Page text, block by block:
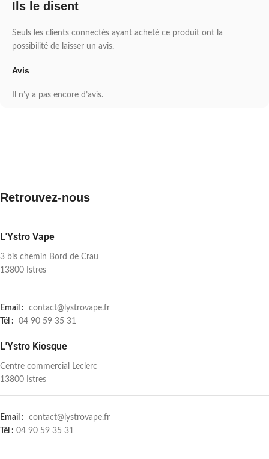
Ils le disent
Avis
Il n’y a pas encore d’avis.
Seuls les clients connectés ayant acheté ce produit ont la
possibilité de laisser un avis.
Retrouvez-nous
L'Ystro Vape
3 bis chemin Bord de Crau
13800 Istres
Email : contact@lystrovape.fr
Tél : 04 90 59 35 31
L'Ystro Kiosque
Centre commercial Leclerc
13800 Istres
Email : contact@lystrovape.fr
Tél : 04 90 59 35 31